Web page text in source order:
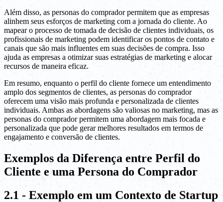
Além disso, as personas do comprador permitem que as empresas
alinhem seus esforços de marketing com a jornada do cliente. Ao
mapear o processo de tomada de decisão de clientes individuais, os
profissionais de marketing podem identificar os pontos de contato e
canais que são mais influentes em suas decisões de compra. Isso
ajuda as empresas a otimizar suas estratégias de marketing e alocar
recursos de maneira eficaz.
Em resumo, enquanto o perfil do cliente fornece um entendimento
amplo dos segmentos de clientes, as personas do comprador
oferecem uma visão mais profunda e personalizada de clientes
individuais. Ambas as abordagens são valiosas no marketing, mas as
personas do comprador permitem uma abordagem mais focada e
personalizada que pode gerar melhores resultados em termos de
engajamento e conversão de clientes.
Exemplos da Diferença entre Perfil do
Cliente e uma Persona do Comprador
2.1 - Exemplo em um Contexto de Startup